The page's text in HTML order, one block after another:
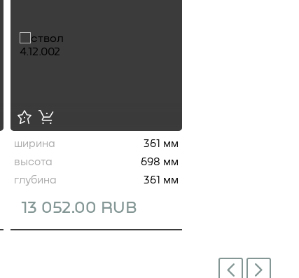
13 052.00 RUB
ширина
361 мм
высота
698 мм
глубина
361 мм
Previous Next